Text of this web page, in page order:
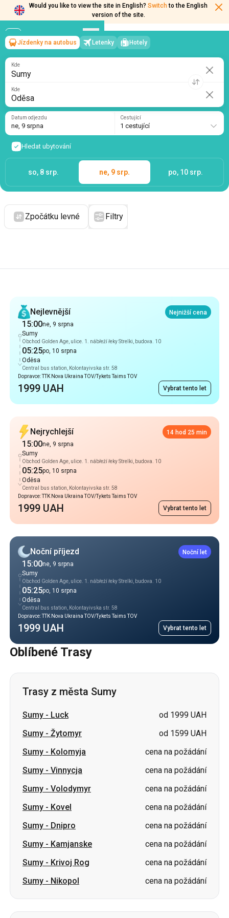
Would you like to view the site in English? Switch to the English
version of the site.
Sumy→Oděsa
ne, 9 srpna/1 cestující
Jízdenky na autobus Letenky Hotely
Kde
Kde
Datum odjezdu
ne, 9 srpna
Cestující
1 cestující
Hledat ubytování
so, 8 srp. ne, 9 srp. po, 10 srp.
Zpočátku levné Filtry
Nejlevnější
Nejnižší cena
15:00ne, 9 srpna
Sumy
Obchod Golden Age, ulice. 1. nábřeží řeky Strelki, budova. 10
05:25po, 10 srpna
Oděsa
Central bus station, Kolontayivska str. 58
Dopravce: TTK Nova Ukraina TOV/Tykets Taims TOV
1999 UAH Vybrat tento let
Nejrychlejší 14 hod 25 min
15:00ne, 9 srpna
Sumy
Obchod Golden Age, ulice. 1. nábřeží řeky Strelki, budova. 10
05:25po, 10 srpna
Oděsa
Central bus station, Kolontayivska str. 58
Dopravce: TTK Nova Ukraina TOV/Tykets Taims TOV
1999 UAH Vybrat tento let
Noční příjezd Noční let
15:00ne, 9 srpna
Sumy
Obchod Golden Age, ulice. 1. nábřeží řeky Strelki, budova. 10
05:25po, 10 srpna
Oděsa
Central bus station, Kolontayivska str. 58
Dopravce: TTK Nova Ukraina TOV/Tykets Taims TOV
1999 UAH Vybrat tento let
Oblíbené Trasy
Trasy z města Sumy
Sumy - Luck
od 1999 UAH
Sumy - Žytomyr
od 1599 UAH
Sumy - Kolomyja
cena na požádání
Sumy - Vinnycja
cena na požádání
Sumy - Volodymyr
cena na požádání
Sumy - Kovel
cena na požádání
Sumy - Dnipro
cena na požádání
Sumy - Kamjanske
cena na požádání
Sumy - Krivoj Rog
cena na požádání
Sumy - Nikopol cena na požádání